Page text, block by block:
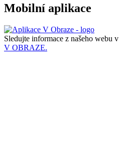
Mobilní aplikace
Sledujte informace z našeho webu v
V OBRAZE.